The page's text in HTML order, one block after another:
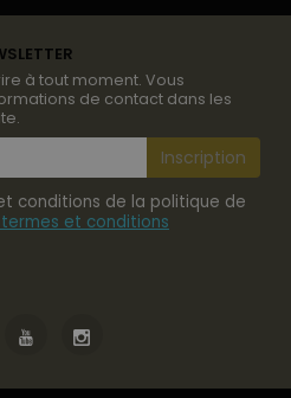
à tout moment. Vous
de contact dans les
conditions de la politique de
termes et conditions